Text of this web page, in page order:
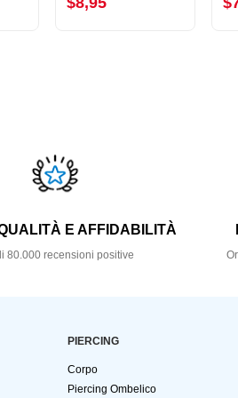
E AFFIDABILITÀ
80.000 recensioni positive
PIERCING
Corpo
Piercing Ombelico